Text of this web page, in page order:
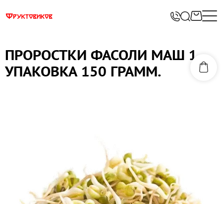
ПРОРОСТКИ ФАСОЛИ МАШ 1
УПАКОВКА 150 ГРАММ.